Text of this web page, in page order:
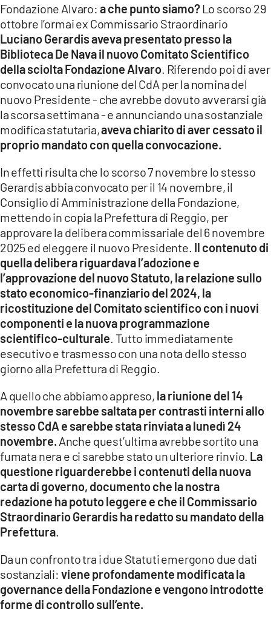
LACTV.IT
LACONAIR.IT
LACITYMAG.IT
ILREGGINO.IT
COSENZACHANNEL.IT
ILVIBONESE.IT
CATANZAROCHANNEL.IT
LACAPITALENEWS.IT
App
ANDROID
APPLE
Fondazione Alvaro: a che punto siamo?Lo scorso 29
ottobre l’ormai ex Commissario Straordinario
Luciano Gerardis aveva presentato presso la
Biblioteca De Nava il nuovo Comitato Scientifico
della sciolta Fondazione Alvaro . Riferendo poi di aver
convocato una riunione del CdA per la nomina del
nuovo Presidente - che avrebbe dovuto avverarsi già
la scorsa settimana - e annunciando una sostanziale
modifica statutaria,aveva chiarito di aver cessato il
proprio mandato con quella convocazione.
In effetti risulta che lo scorso 7 novembre lo stesso
Gerardis abbia convocato per il 14 novembre, il
Consiglio di Amministrazione della Fondazione,
mettendo in copia la Prefettura di Reggio, per
approvare la delibera commissariale del 6 novembre
2025 ed eleggere il nuovo Presidente. Il contenuto di
quella delibera riguardava l’adozione e
l’approvazione del nuovo Statuto, la relazione sullo
stato economico-finanziario del 2024, la
ricostituzione del Comitato scientifico con i nuovi
componenti e la nuova programmazione
scientifico-culturale . Tutto immediatamente
esecutivo e trasmesso con una nota dello stesso
giorno alla Prefettura di Reggio.
A quello che abbiamo appreso, la riunione del 14
novembre sarebbe saltata per contrasti interni allo
stesso CdA e sarebbe stata rinviata a lunedì 24
novembre. Anche quest’ultima avrebbe sortito una
fumata nera e ci sarebbe stato un ulteriore rinvio. La
questione riguarderebbe i contenuti della nuova
carta di governo, documento che la nostra
redazione ha potuto leggere e che il Commissario
Straordinario Gerardis ha redatto su mandato della
Prefettura
Da un confronto tra i due Statuti emergono due dati
sostanziali: viene profondamente modificata la
governance della Fondazione e vengono introdotte
forme di controllo sull’ente.